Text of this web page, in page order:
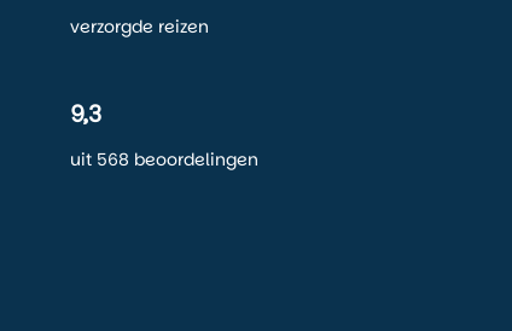
verzorgde reizen
9,3
uit 568 beoordelingen